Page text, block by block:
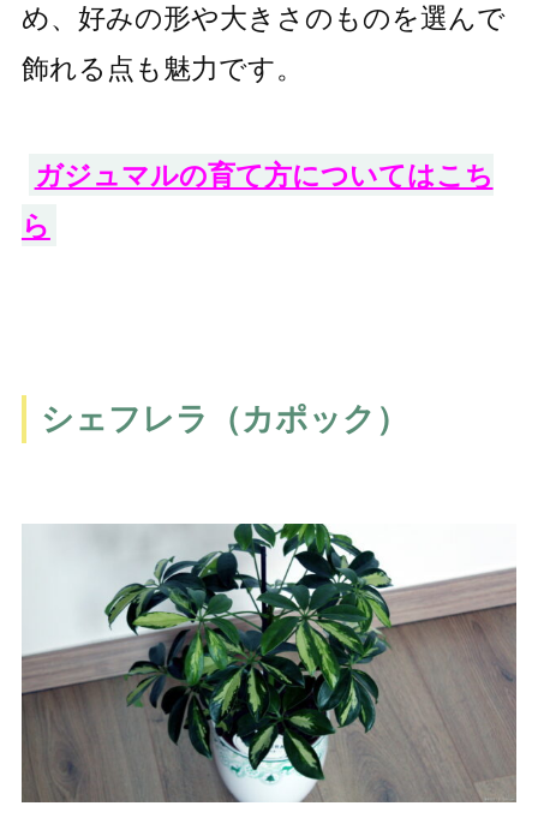
め、好みの形や大きさのものを選んで
飾れる点も魅力です。
ガジュマルの育て方についてはこち
ら
シェフレラ（カポック）